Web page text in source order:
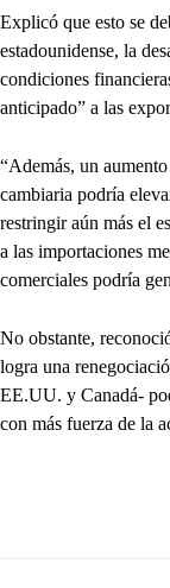
Explicó que esto se
estadounidense, la
condiciones
anticipado” a las
“Además, un
cambiaria podría
restringir aún más el
a las importaciones
comerciales podría
No obstante,
logra una
EE.UU. y Canadá-
con más fuerza de la